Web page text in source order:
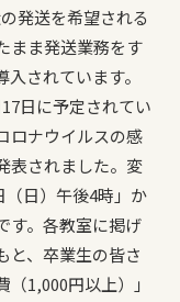
発送を希望される
まま発送業務をす
されています。
日に予定されてい
ロナウイルスの感
表されました。変
（日）午後4時」か
す。各教室に掲げ
と、卒業生の皆さ
1,000円以上）」